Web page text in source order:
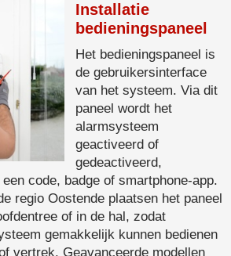
Installatie
bedieningspaneel
Het bedieningspaneel is
de gebruikersinterface
van het systeem. Via dit
paneel wordt het
alarmsysteem
geactiveerd of
gedeactiveerd,
code, badge of smartphone-app.
regio Oostende plaatsen het paneel
of in de hal, zodat
gemakkelijk kunnen bedienen
vertrek. Geavanceerde modellen